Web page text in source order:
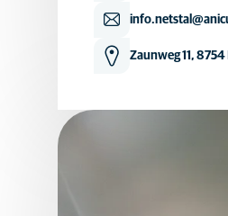
Zaunweg 11, 8754